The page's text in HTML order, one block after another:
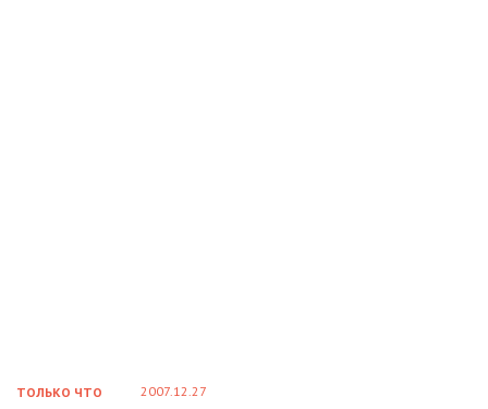
ТОЛЬКО ЧТО 2007.12.27